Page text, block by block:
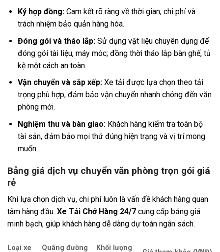
Ký hợp đồng:Cam kết rõ ràng về thời gian, chi phí và
trách nhiệm bảo quản hàng hóa.
Đóng gói và tháo lắp:Sử dụng vật liệu chuyên dụng để
đóng gói tài liệu, máy móc; đồng thời tháo lắp bàn ghế, tủ
kệ một cách an toàn.
Vận chuyển và sắp xếp:Xe tải được lựa chọn theo tải
trọng phù hợp, đảm bảo vận chuyển nhanh chóng đến văn
phòng mới.
Nghiệm thu và bàn giao:Khách hàng kiểm tra toàn bộ
tài sản, đảm bảo mọi thứ đúng hiện trạng và vị trí mong
muốn.
Bảng giá dịch vụ chuyển văn phòng trọn gói giá
rẻ
Khi lựa chọn dịch vụ, chi phí luôn là vấn đề khách hàng quan
tâm hàng đầu. Xe Tải Chở Hàng 24/7 cung cấp bảng giá
minh bạch, giúp khách hàng dễ dàng dự toán ngân sách.
Loại xe
Quãng đường
Khối lượng